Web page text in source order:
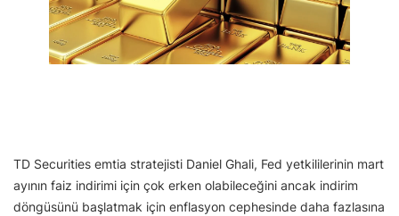
TD Securities emtia stratejisti Daniel Ghali, Fed yetkililerinin mart
ayının faiz indirimi için çok erken olabileceğini ancak indirim
döngüsünü başlatmak için enflasyon cephesinde daha fazlasına